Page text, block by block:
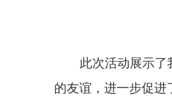
此次活动展示了
的友谊， 进一步促进